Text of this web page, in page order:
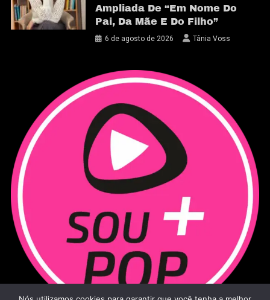
Ampliada De “Em Nome Do
Pai, Da Mãe E Do Filho”
6 de agosto de 2026 Tânia Voss